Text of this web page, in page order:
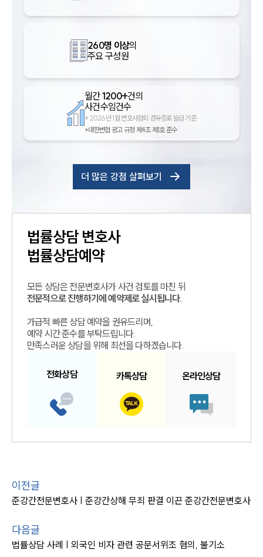
260명 이상의
주요 구성원
월간1200+건의
사건수임건수
* 2026년 1월 변호사협회 경유증표 발급 기준
*대한변협 광고 규정 제4조 제1호 준수
더 많은 강점 살펴보기
법률상담변호사
법률상담예약
모든 상담은 전문변호사가 사건 검토를 마친 뒤
전문적으로 진행하기에 예약제로 실시됩니다.
가급적 빠른 상담 예약을 권유드리며,
예약 시간 준수를 부탁드립니다.
만족스러운 상담을 위해 최선을 다하겠습니다.
전화상담 카톡상담 온라인상담
이전글
준강간전문변호사 | 준강간상해 무죄 판결 이끈 준강간전문변호사
다음글
법률상담 사례 | 외국인 비자 관련 공문서위조 혐의, 불기소